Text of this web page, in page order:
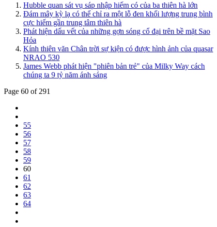
Hubble quan sát vụ sáp nhập hiếm có của ba thiên hà lớn
Đám mây kỳ lạ có thể chỉ ra một lỗ đen khối lượng trung bình
cực hiếm gần trung tâm thiên hà
Phát hiện dấu vết của những gợn sóng cổ đại trên bề mặt Sao
Hỏa
Kính thiên văn Chân trời sự kiện có được hình ảnh của quasar
NRAO 530
James Webb phát hiện "phiên bản trẻ" của Milky Way cách
chúng ta 9 tỷ năm ánh sáng
Page 60 of 291
55
56
57
58
59
60
61
62
63
64